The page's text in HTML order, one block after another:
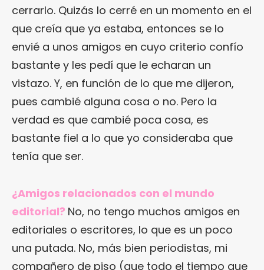
cerrarlo. Quizás lo cerré en un momento en el
que creía que ya estaba, entonces se lo
envié a unos amigos en cuyo criterio confío
bastante y les pedí que le echaran un
vistazo. Y, en función de lo que me dijeron,
pues cambié alguna cosa o no. Pero la
verdad es que cambié poca cosa, es
bastante fiel a lo que yo consideraba que
tenía que ser.
¿Amigos relacionados con el mundo
editorial? No, no tengo muchos amigos en
editoriales o escritores, lo que es un poco
una putada. No, más bien periodistas, mi
compañero de piso (que todo el tiempo que